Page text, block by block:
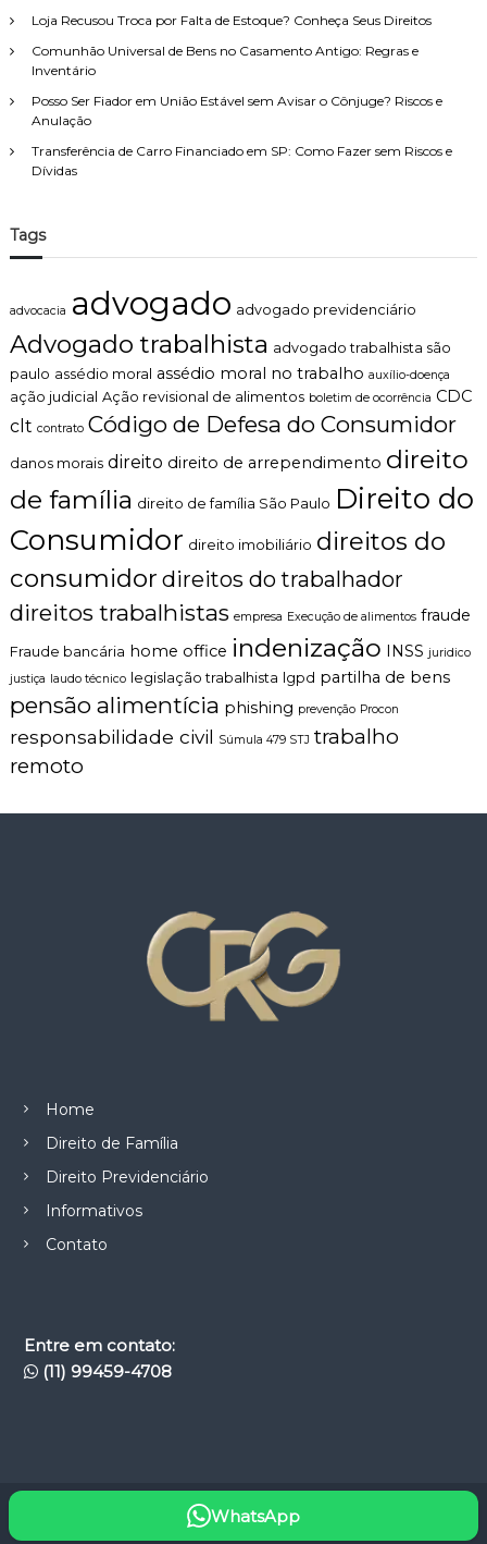
Loja Recusou Troca por Falta de Estoque? Conheça Seus Direitos
Comunhão Universal de Bens no Casamento Antigo: Regras e
Inventário
Posso Ser Fiador em União Estável sem Avisar o Cônjuge? Riscos e
Anulação
Transferência de Carro Financiado em SP: Como Fazer sem Riscos e
Dívidas
Tags
advocacia advogado advogado previdenciário
Advogado trabalhista advogado trabalhista são
paulo assédio moral assédio moral no trabalho auxílio-doença
ação judicial Ação revisional de alimentos boletim de ocorrência CDC
clt contrato Código de Defesa do Consumidor
danos morais direito direito de arrependimento direito
de família direito de família São Paulo Direito do
Consumidor direito imobiliário direitos do
consumidor direitos do trabalhador
direitos trabalhistas empresa Execução de alimentos fraude
Fraude bancária home office indenização INSS juridico
justiça laudo técnico legislação trabalhista lgpd partilha de bens
pensão alimentícia phishing prevenção Procon
responsabilidade civil Súmula 479 STJ trabalho
remoto
Home
Direito de Família
Direito Previdenciário
Informativos
Contato
Entre em contato:
(11) 99459-4708
Copyright © 2026Casimiro Ribeiro Garcia Advocacia
WhatsApp